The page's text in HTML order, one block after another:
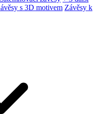
s 3D motivem Závěsy k